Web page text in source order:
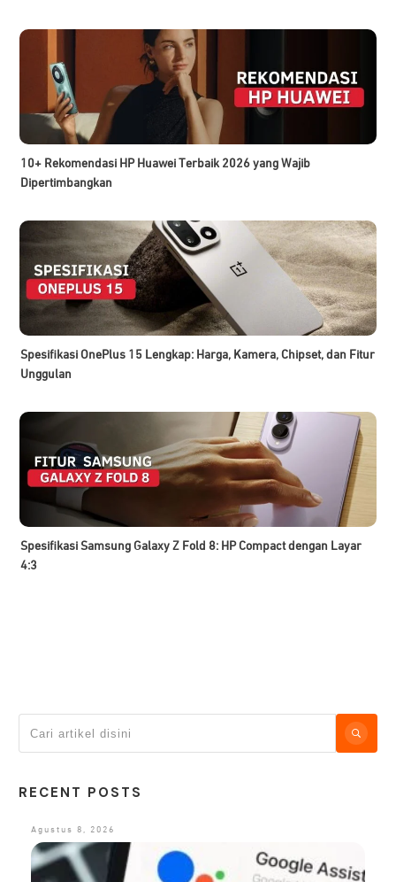
10+ Rekomendasi HP Huawei Terbaik 2026 yang Wajib
Dipertimbangkan
Spesifikasi OnePlus 15 Lengkap: Harga, Kamera, Chipset, dan Fitur
Unggulan
Spesifikasi Samsung Galaxy Z Fold 8: HP Compact dengan Layar
4:3
RECENT POSTS
Agustus 8, 2026